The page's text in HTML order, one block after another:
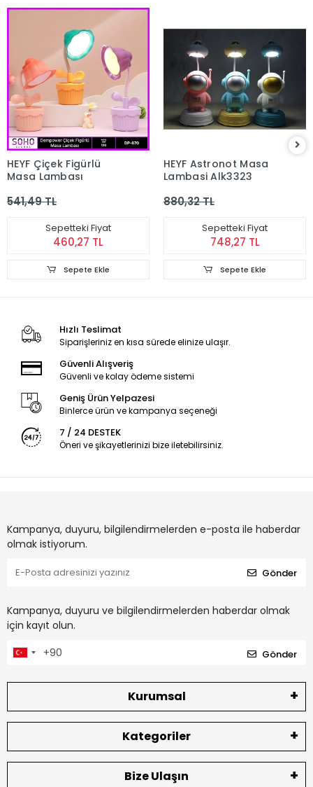
HEYF Çiçek Figürlü
Masa Lambası
541,49 TL
Sepetteki Fiyat
460,27 TL
Sepete Ekle
HEYF Astronot Masa
Lambasi Alk3323
880,32 TL
Sepetteki Fiyat
748,27 TL
Sepete Ekle
Hızlı Teslimat
Siparişleriniz en kısa sürede elinize ulaşır.
Güvenli Alışveriş
Güvenli ve kolay ödeme sistemi
Geniş Ürün Yelpazesi
Binlerce ürün ve kampanya seçeneği
7 / 24 DESTEK
Öneri ve şikayetlerinizi bize iletebilirsiniz.
Kampanya, duyuru, bilgilendirmelerden e-posta ile haberdar
olmak istiyorum.
Gönder
Kampanya, duyuru ve bilgilendirmelerden haberdar olmak
için kayıt olun.
Gönder
Kurumsal
Kategoriler
Bize Ulaşın